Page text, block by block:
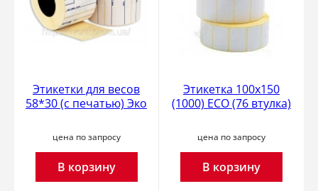
Этикетки для весов
58*30 (с печатью) Эко
цена по запросу
В корзину
Этикетка 100x150
(1000) ECO (76 втулка)
цена по запросу
В корзину